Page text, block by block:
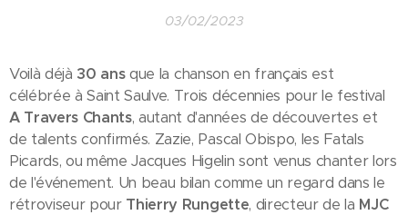
03/02/2023
Voilà déjà 30 ansque la chanson en français est
célébrée à Saint Saulve. Trois décennies pour le festival
A Travers Chants, autant d'années de découvertes et
de talents confirmés. Zazie, Pascal Obispo, les Fatals
Picards, ou même Jacques Higelin sont venus chanter lors
de l'événement. Un beau bilan comme un regard dans le
rétroviseur pour Thierry Rungette, directeur de la MJC